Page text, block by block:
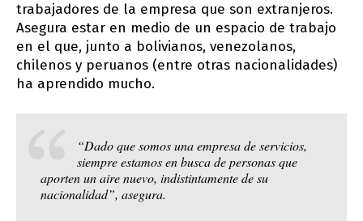
trabajadores de la empresa que son extranjeros.
Asegura estar en medio de un espacio de trabajo
en el que, junto a bolivianos, venezolanos,
chilenos y peruanos (entre otras nacionalidades)
ha aprendido mucho.
“Dado que somos una empresa de servicios,
siempre estamos en busca de personas que
aporten un aire nuevo, indistintamente de su
nacionalidad”, asegura.